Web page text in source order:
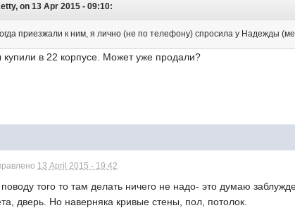
on 13 Apr 2015 - 09:10:
приезжали к ним, я лично (не по телефону) спросила у Надежды
в 22 корпусе. Может уже продали?
13 April 2015 - 19:42
того то там делать ничего не надо- это думаю
дверь. Но наверняка кривые стены, пол, потолок.